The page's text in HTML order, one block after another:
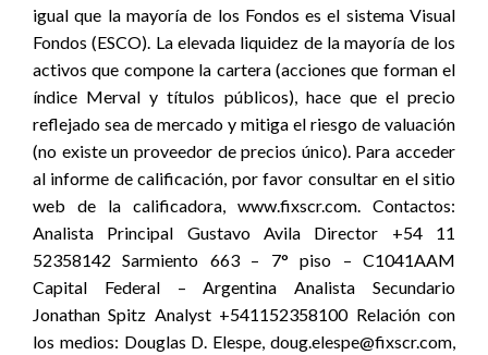
igual que la mayoría de los Fondos es el sistema Visual
Fondos (ESCO). La elevada liquidez de la mayoría de los
activos que compone la cartera (acciones que forman el
índice Merval y títulos públicos), hace que el precio
reflejado sea de mercado y mitiga el riesgo de valuación
(no existe un proveedor de precios único). Para acceder
al informe de calificación, por favor consultar en el sitio
web de la calificadora, www.fixscr.com. Contactos:
Analista Principal Gustavo Avila Director +54 11
52358142 Sarmiento 663 – 7° piso – C1041AAM
Capital Federal – Argentina Analista Secundario
Jonathan Spitz Analyst +541152358100 Relación con
los medios: Douglas D. Elespe, doug.elespe@fixscr.com,